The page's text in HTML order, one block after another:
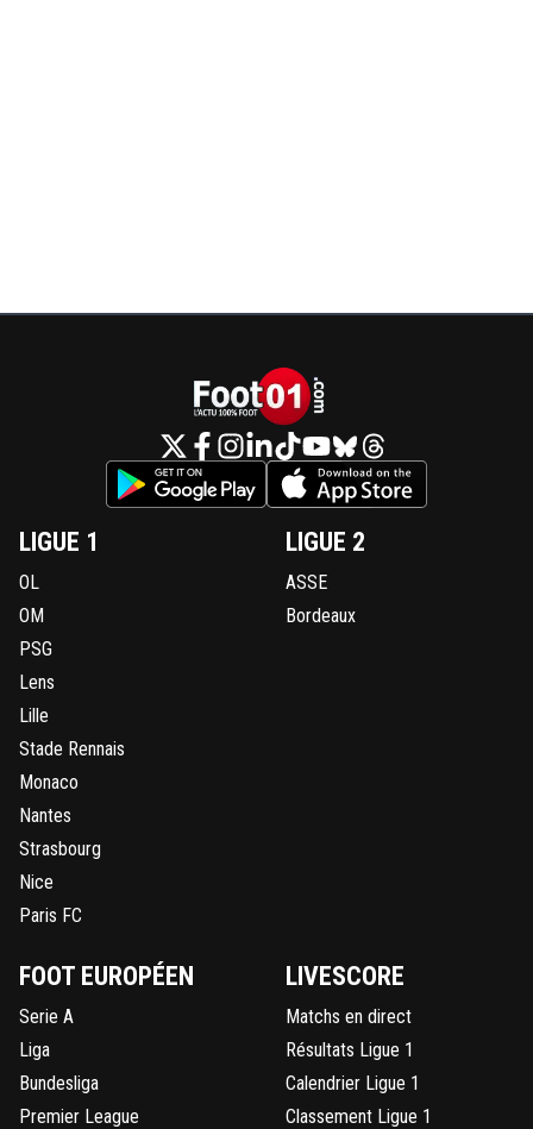
LIGUE 1
OL
OM
PSG
Lens
Lille
Stade Rennais
Monaco
Nantes
Strasbourg
Nice
Paris FC
LIGUE 2
ASSE
Bordeaux
FOOT EUROPÉEN
Serie A
Liga
Bundesliga
Premier League
LIVESCORE
Matchs en direct
Résultats Ligue 1
Calendrier Ligue 1
Classement Ligue 1